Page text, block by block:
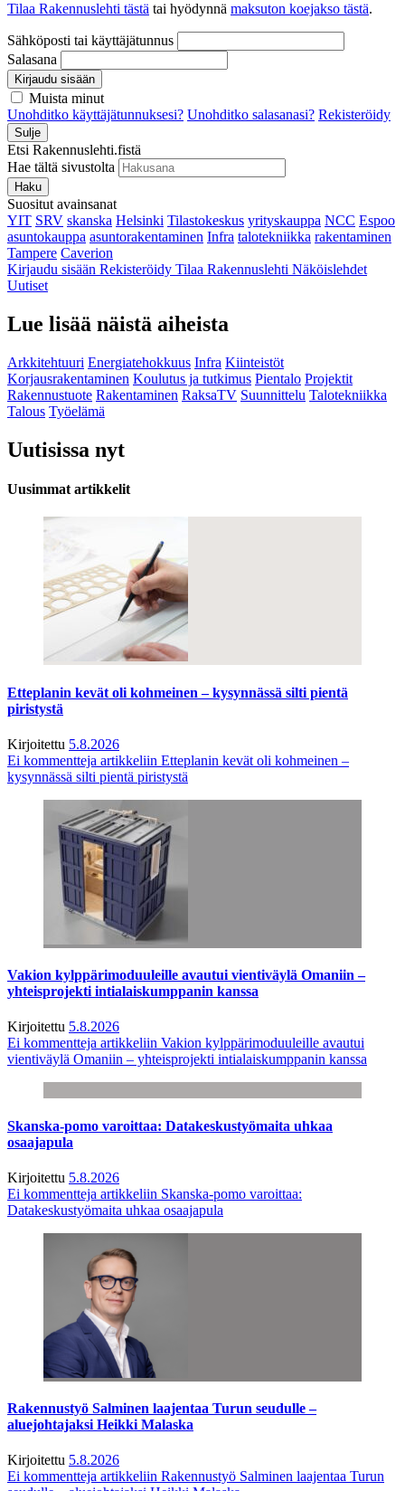
Tilaa Rakennuslehti tästä tai hyödynnä maksuton koejakso tästä.
Sähköposti tai käyttäjätunnus
Salasana
Kirjaudu sisään
Muista minut
Unohditko käyttäjätunnuksesi? Unohditko salasanasi? Rekisteröidy
Sulje
Etsi Rakennuslehti.fistä
Hae tältä sivustolta
Haku
Suositut avainsanat
YIT SRV skanska Helsinki Tilastokeskus yrityskauppa NCC Espoo
asuntokauppa asuntorakentaminen Infra talotekniikka rakentaminen
Tampere Caverion
Kirjaudu sisään Rekisteröidy Tilaa Rakennuslehti Näköislehdet
Uutiset
Lue lisää näistä aiheista
Arkkitehtuuri Energiatehokkuus Infra Kiinteistöt
Korjausrakentaminen Koulutus ja tutkimus Pientalo Projektit
Rakennustuote Rakentaminen RaksaTV Suunnittelu Talotekniikka
Talous Työelämä
Uutisissa nyt
Uusimmat artikkelit
Etteplanin kevät oli kohmeinen – kysynnässä silti pientä
piristystä
Kirjoitettu 5.8.2026
Ei kommentteja artikkeliin Etteplanin kevät oli kohmeinen –
kysynnässä silti pientä piristystä
Vakion kylppärimoduuleille avautui vientiväylä Omaniin –
yhteisprojekti intialaiskumppanin kanssa
Kirjoitettu 5.8.2026
Ei kommentteja artikkeliin Vakion kylppärimoduuleille avautui
vientiväylä Omaniin – yhteisprojekti intialaiskumppanin kanssa
Skanska-pomo varoittaa: Datakeskustyömaita uhkaa
osaajapula
Kirjoitettu 5.8.2026
Ei kommentteja artikkeliin Skanska-pomo varoittaa:
Datakeskustyömaita uhkaa osaajapula
Rakennustyö Salminen laajentaa Turun seudulle –
aluejohtajaksi Heikki Malaska
Kirjoitettu 5.8.2026
Ei kommentteja artikkeliin Rakennustyö Salminen laajentaa Turun